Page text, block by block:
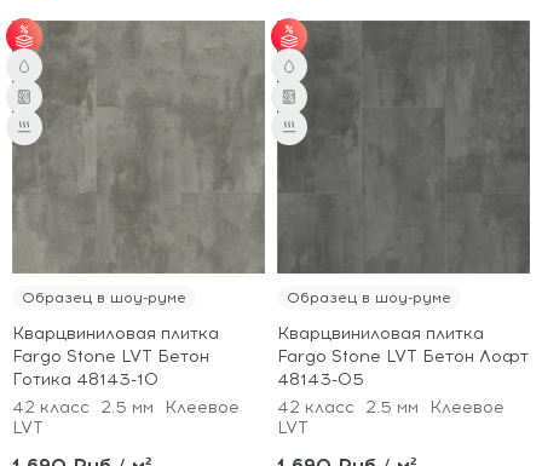
Образец в шоу-руме
Кварцвиниловая плитка
Fargo Stone LVT Бетон
Готика 48143-10
42 класс
2.5 мм
Клеевое
LVT
Образец в шоу-руме
Кварцвиниловая плитка
Fargo Stone LVT Бетон Лофт
48143-05
42 класс
2.5 мм
Клеевое
LVT